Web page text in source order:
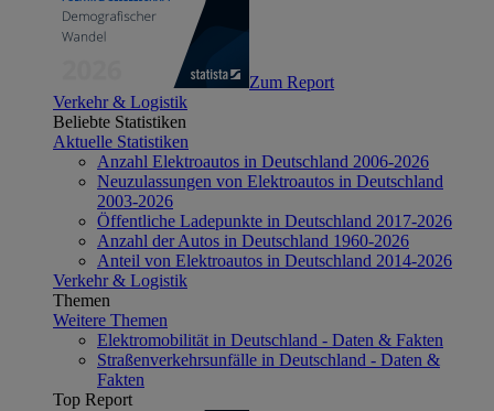
Zum Report
Verkehr & Logistik
Beliebte Statistiken
Aktuelle Statistiken
Anzahl Elektroautos in Deutschland 2006-2026
Neuzulassungen von Elektroautos in Deutschland
2003-2026
Öffentliche Ladepunkte in Deutschland 2017-2026
Anzahl der Autos in Deutschland 1960-2026
Anteil von Elektroautos in Deutschland 2014-2026
Verkehr & Logistik
Themen
Weitere Themen
Elektromobilität in Deutschland - Daten & Fakten
Straßenverkehrsunfälle in Deutschland - Daten &
Fakten
Top Report